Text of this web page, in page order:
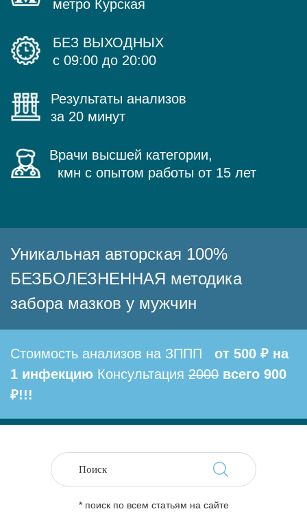
метро Курская
БЕЗ ВЫХОДНЫХ
с 09:00 до 20:00
Результаты анализов
за 20 минут
Врачи высшей категории,
кмн с опытом работы от 15 лет
Уникальная авторская 100%
БЕЗБОЛЕЗНЕННАЯ методика
забора мазков у мужчин
Стоимость анализов на ЗППП
от 500 ₽ на
1 инфекцию Консультация 2000 всего 900
₽!!!
* поиск по всем статьям на сайте